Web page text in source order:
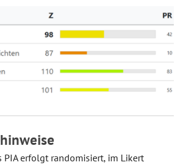
PIA erfolgt randomisiert, im Likert